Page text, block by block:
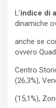
L’indice di
dinamiche
anche se
ovvero
Centro
(26,3%),
(15,1%),